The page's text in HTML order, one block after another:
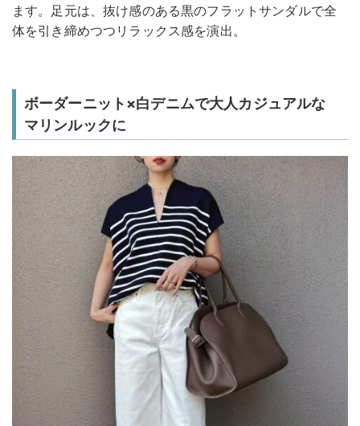
ます。足元は、抜け感のある黒のフラットサンダルで全
体を引き締めつつリラックス感を演出。
ボーダーニット×白デニムで大人カジュアルな
マリンルックに